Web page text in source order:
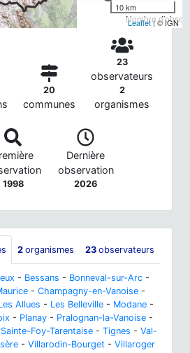
Nombre
10 km
Leaflet| © IGN
20
communes
23
observateurs
2
organismes
1998
Dernière
observation
2026
2 organismes 23 observateurs
- Bessans - Bonneval-sur-Arc -
- Champagny-en-Vanoise -
Allues - Les Belleville - Modane -
- Planay - Pralognan-la-Vanoise -
Sainte-Foy-Tarentaise - Tignes - Val-
- Villarodin-Bourget - Villaroger